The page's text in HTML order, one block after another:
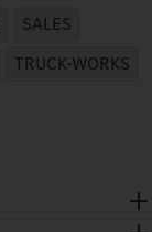
SALES
TRUCK-WORKS